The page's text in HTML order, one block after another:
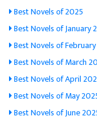
Best Novels of 2025
Best Novels of January
Best Novels of
Best Novels of March
Best Novels of April
Best Novels of May
Best Novels of June